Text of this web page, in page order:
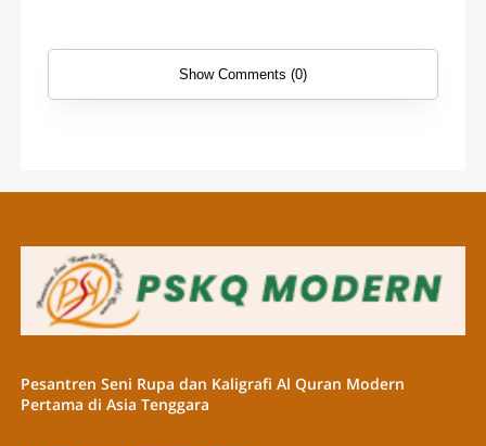
Show Comments (0)
Pesantren Seni Rupa dan Kaligrafi Al Quran Modern
Pertama di Asia Tenggara